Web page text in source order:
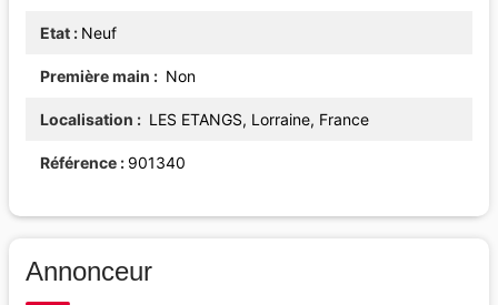
Etat Neuf
Première main Non
Localisation LES ETANGS, Lorraine, France
Référence 901340
Annonceur